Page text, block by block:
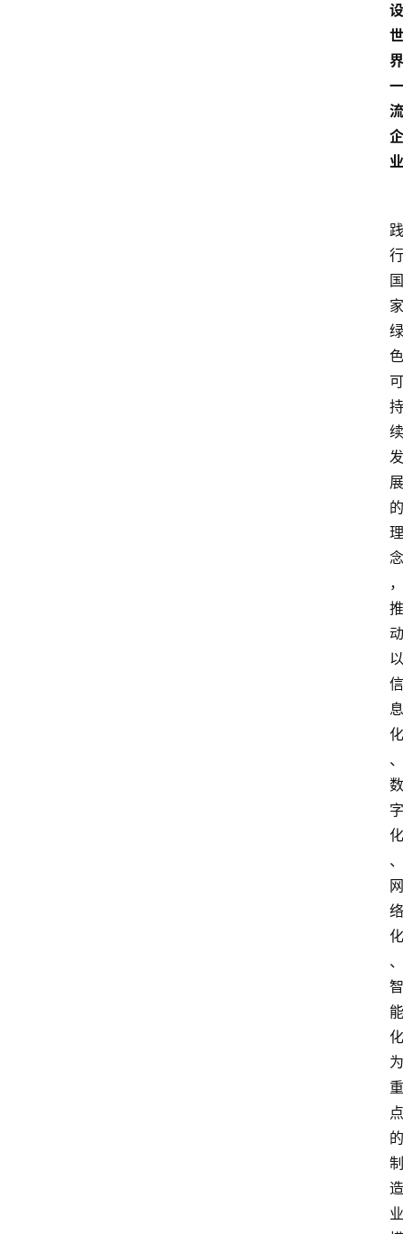
设
世
界
一
流
企
业
践
行
国
家
绿
色
可
持
续
发
展
的
理
念
，
推
动
以
信
息
化
、
数
字
化
、
网
络
化
、
智
能
化
为
重
点
的
制
造
业